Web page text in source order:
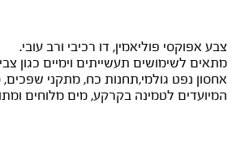
צבע אפוקסי פוליאמין, דו רכיבי ורב עובי.
מתאים לשימושים תעשייתים וימיים כגון
אחסון נפט גולמי,תחנות כח, מתקני שפכים,
המיועדים לטמינה בקרקע, מים מלוחים